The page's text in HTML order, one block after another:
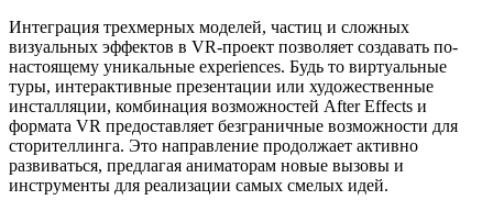
Интеграция трехмерных моделей, частиц и сложных
визуальных эффектов в VR-проект позволяет создавать по-
настоящему уникальные experiences. Будь то виртуальные
туры, интерактивные презентации или художественные
инсталляции, комбинация возможностей After Effects и
формата VR предоставляет безграничные возможности для
сторителлинга. Это направление продолжает активно
развиваться, предлагая аниматорам новые вызовы и
инструменты для реализации самых смелых идей.